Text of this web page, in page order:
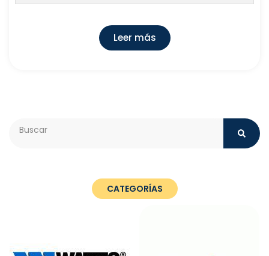
Leer más
CATEGORÍAS